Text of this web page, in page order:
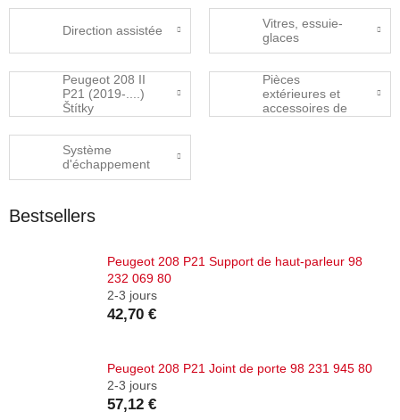
převodovka
Direction assistée
Vitres, essuie-
glaces
Peugeot 208 II
P21 (2019-....)
Štítky
Pièces
extérieures et
accessoires de
Système
d'échappement
Bestsellers
Peugeot 208 P21 Support de haut-parleur 98
232 069 80
2-3 jours
42,70 €
Peugeot 208 P21 Joint de porte 98 231 945 80
2-3 jours
57,12 €